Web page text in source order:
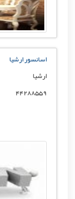
اسانسور ارشیا
ارشیا
44288559